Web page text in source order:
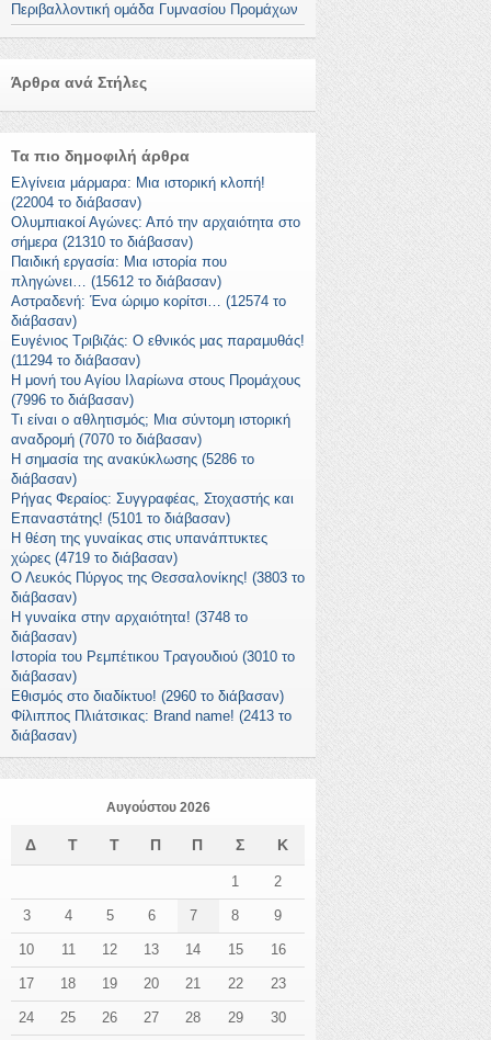
Περιβαλλοντική ομάδα Γυμνασίου Προμάχων
Άρθρα ανά Στήλες
Τα πιο δημοφιλή άρθρα
Ελγίνεια μάρμαρα: Μια ιστορική κλοπή!
(22004 το διάβασαν)
Ολυμπιακοί Αγώνες: Από την αρχαιότητα στο
σήμερα (21310 το διάβασαν)
Παιδική εργασία: Μια ιστορία που
πληγώνει… (15612 το διάβασαν)
Αστραδενή: Ένα ώριμο κορίτσι… (12574 το
διάβασαν)
Ευγένιος Τριβιζάς: Ο εθνικός μας παραμυθάς!
(11294 το διάβασαν)
Η μονή του Αγίου Ιλαρίωνα στους Προμάχους
(7996 το διάβασαν)
Τι είναι ο αθλητισμός; Μια σύντομη ιστορική
αναδρομή (7070 το διάβασαν)
Η σημασία της ανακύκλωσης (5286 το
διάβασαν)
Ρήγας Φεραίος: Συγγραφέας, Στοχαστής και
Επαναστάτης! (5101 το διάβασαν)
Η θέση της γυναίκας στις υπανάπτυκτες
χώρες (4719 το διάβασαν)
Ο Λευκός Πύργος της Θεσσαλονίκης! (3803 το
διάβασαν)
Η γυναίκα στην αρχαιότητα! (3748 το
διάβασαν)
Ιστορία του Ρεμπέτικου Τραγουδιού (3010 το
διάβασαν)
Εθισμός στο διαδίκτυο! (2960 το διάβασαν)
Φίλιππος Πλιάτσικας: Brand name! (2413 το
διάβασαν)
Αυγούστου 2026
Δ Τ Τ Π Π Σ Κ
1 2
3 4 5 6 7 8 9
10 11 12 13 14 15 16
17 18 19 20 21 22 23
24 25 26 27 28 29 30